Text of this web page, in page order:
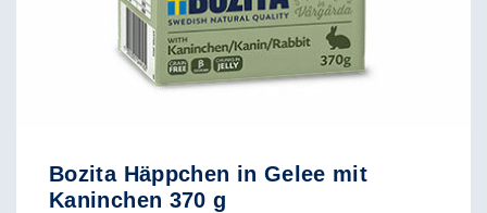
Bozita Häppchen in Gelee mit
Kaninchen 370 g